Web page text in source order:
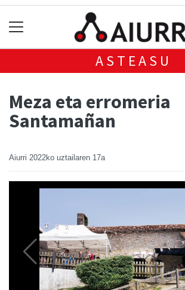
ASTEASU
Meza eta erromeria
Santamañan
Aiurri 2022ko uztailaren 17a